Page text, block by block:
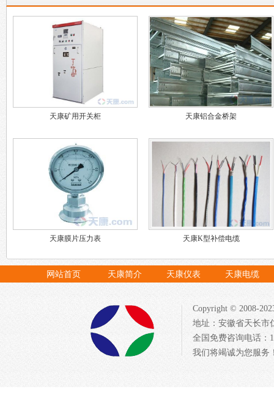
天康矿用开关柜 天康铝合金桥架
天康膜片压力表 天康K型补偿电缆
网站首页 天康简介 天康仪表 天康电缆
Copyright © 2008-
地址：安徽省天长市
全国免费咨询电话：
我们将竭诚为您服务